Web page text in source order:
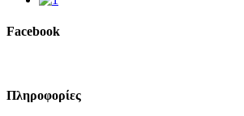
Facebook
Πληροφορίες